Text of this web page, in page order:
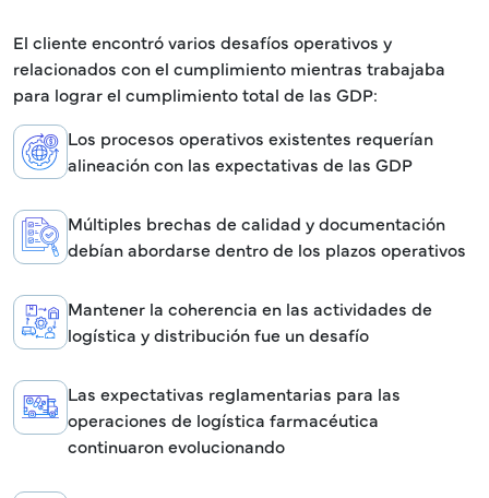
El cliente encontró varios desafíos operativos y
relacionados con el cumplimiento mientras trabajaba
para lograr el cumplimiento total de las GDP:
Los procesos operativos existentes requerían
alineación con las expectativas de las GDP
Múltiples brechas de calidad y documentación
debían abordarse dentro de los plazos operativos
Mantener la coherencia en las actividades de
logística y distribución fue un desafío
Las expectativas reglamentarias para las
operaciones de logística farmacéutica
continuaron evolucionando